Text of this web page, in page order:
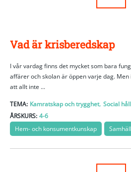
Vad är krisberedskap
I vår vardag finns det mycket som bara
affärer och skolan är öppen varje dag.
att allt inte ...
TEMA: Kamratskap och trygghet, Social
ÅRSKURS: 4-6
Hem- och konsumentkunskap